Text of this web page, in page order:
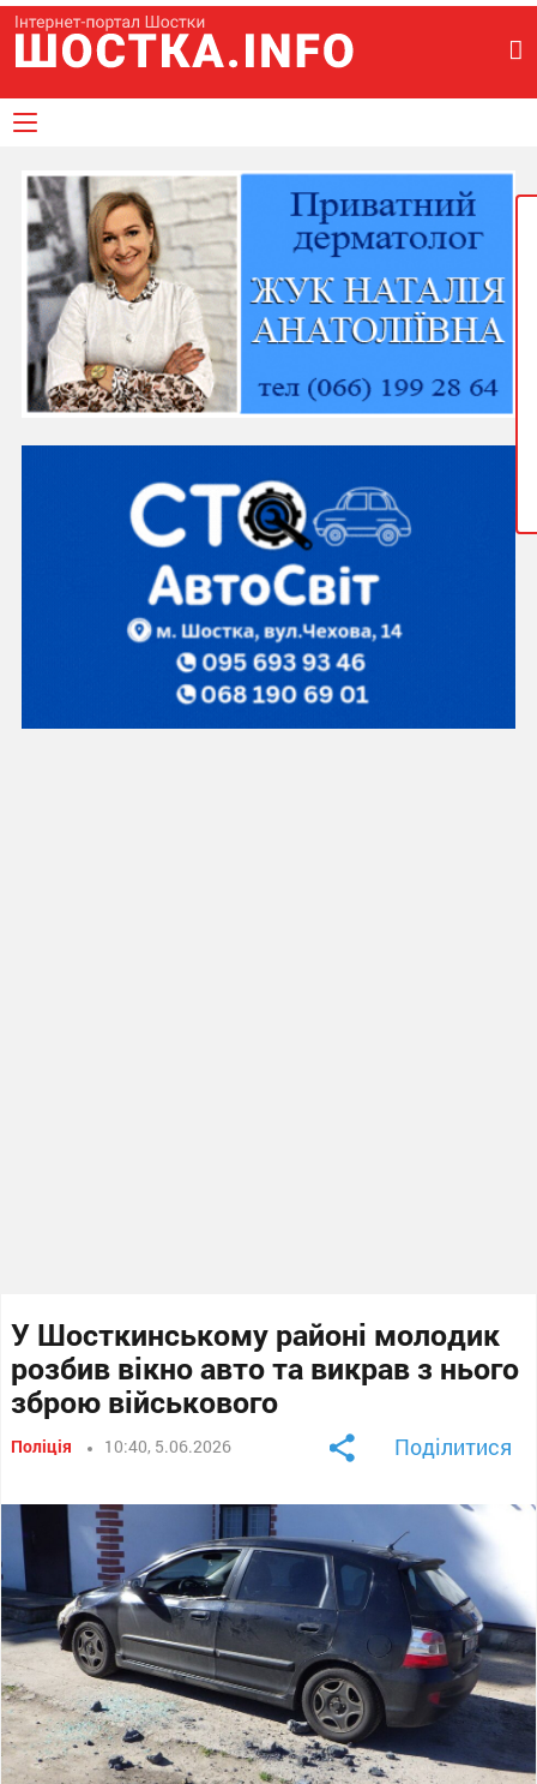
У Шосткинському районі молодик
розбив вікно авто та викрав з нього
зброю військового
Поліція 10:40, 5.06.2026 Поділитися